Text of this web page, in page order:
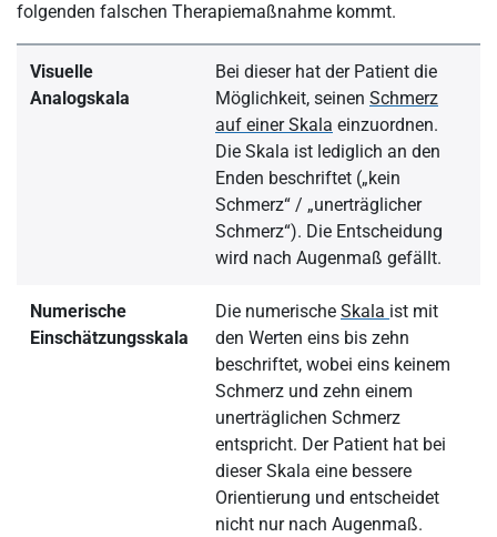
folgenden falschen Therapiemaßnahme kommt.
Visuelle
Analogskala
Bei dieser hat der Patient die
Möglichkeit, seinen Schmerz
auf einer Skala einzuordnen.
Die Skala ist lediglich an den
Enden beschriftet („kein
Schmerz“ / „unerträglicher
Schmerz“). Die Entscheidung
wird nach Augenmaß gefällt.
Numerische
Einschätzungsskala
Die numerische Skala ist mit
den Werten eins bis zehn
beschriftet, wobei eins keinem
Schmerz und zehn einem
unerträglichen Schmerz
entspricht. Der Patient hat bei
dieser Skala eine bessere
Orientierung und entscheidet
nicht nur nach Augenmaß.